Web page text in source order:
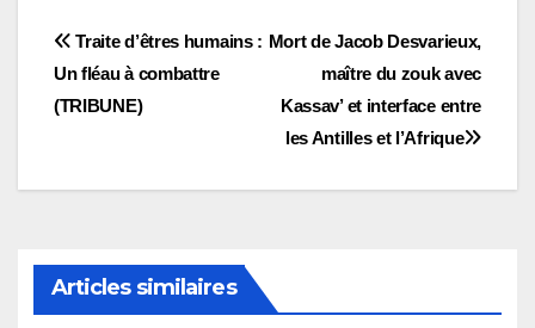
Navigation
de
Mort de Jacob Desvarieux,
maître du zouk avec
Kassav’ et interface entre
les Antilles et l’Afrique
Traite d’êtres humains :
Un fléau à combattre
(TRIBUNE)
Articles similaires